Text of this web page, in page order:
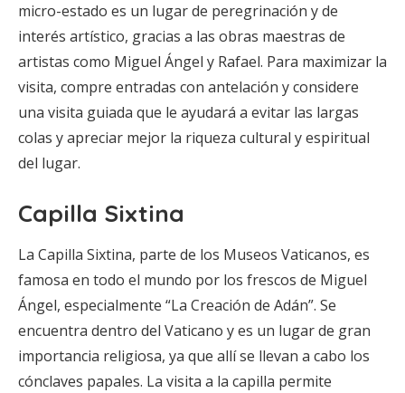
micro-estado es un lugar de peregrinación y de
interés artístico, gracias a las obras maestras de
artistas como Miguel Ángel y Rafael. Para maximizar la
visita, compre entradas con antelación y considere
una visita guiada que le ayudará a evitar las largas
colas y apreciar mejor la riqueza cultural y espiritual
del lugar.
Capilla Sixtina
La Capilla Sixtina, parte de los Museos Vaticanos, es
famosa en todo el mundo por los frescos de Miguel
Ángel, especialmente “La Creación de Adán”. Se
encuentra dentro del Vaticano y es un lugar de gran
importancia religiosa, ya que allí se llevan a cabo los
cónclaves papales. La visita a la capilla permite